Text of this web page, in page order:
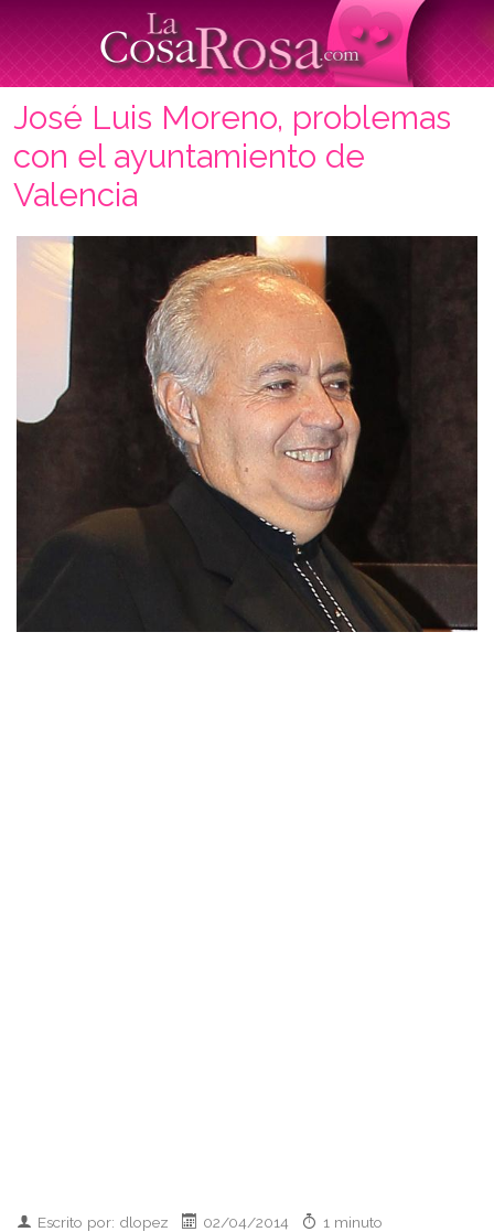
José Luis Moreno, problemas
con el ayuntamiento de
Valencia
Escrito por: dlopez 02/04/2014 1 minuto